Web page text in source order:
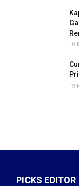
10
19
PICKS EDITOR